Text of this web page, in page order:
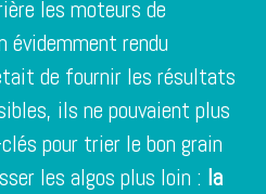
les moteurs de
évidemment rendu
de fournir les résultats
ils ne pouvaient plus
pour trier le bon grain
les algos plus loin : la